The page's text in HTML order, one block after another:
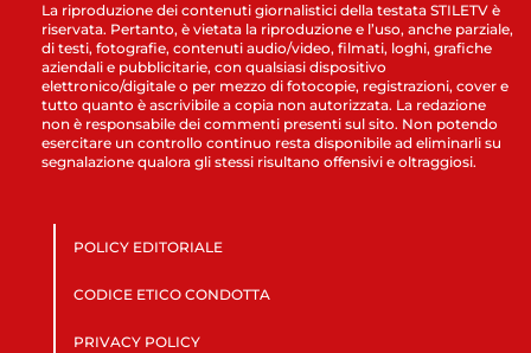
La riproduzione dei contenuti giornalistici della testata STILETV è
riservata. Pertanto, è vietata la riproduzione e l’uso, anche parziale,
di testi, fotografie, contenuti audio/video, filmati, loghi, grafiche
aziendali e pubblicitarie, con qualsiasi dispositivo
elettronico/digitale o per mezzo di fotocopie, registrazioni, cover e
tutto quanto è ascrivibile a copia non autorizzata. La redazione
non è responsabile dei commenti presenti sul sito. Non potendo
esercitare un controllo continuo resta disponibile ad eliminarli su
segnalazione qualora gli stessi risultano offensivi e oltraggiosi.
POLICY EDITORIALE
CODICE ETICO CONDOTTA
PRIVACY POLICY